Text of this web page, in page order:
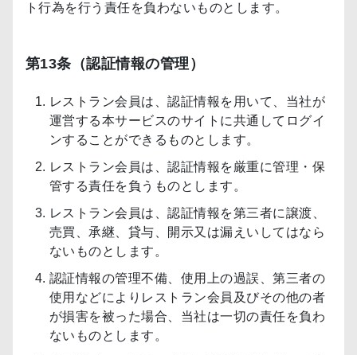
ト行為を行う責任を負わないものとします。
第13条（認証情報の管理）
レストラン会員は、認証情報を用いて、当社が
運営する本サービスのサイトに共通してログイ
ンすることができるものとします。
レストラン会員は、認証情報を厳重に管理・保
管する責任を負うものとします。
レストラン会員は、認証情報を第三者に譲渡、
売買、承継、貸与、開示又は漏えいしてはなら
ないものとします。
認証情報の管理不備、使用上の過誤、第三者の
使用などによりレストラン会員及びその他の者
が損害を被った場合、当社は一切の責任を負わ
ないものとします。